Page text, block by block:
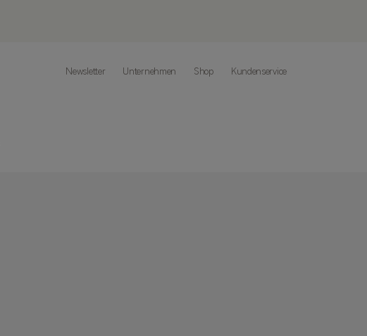
Newsletter Unternehmen Shop Kundenservice